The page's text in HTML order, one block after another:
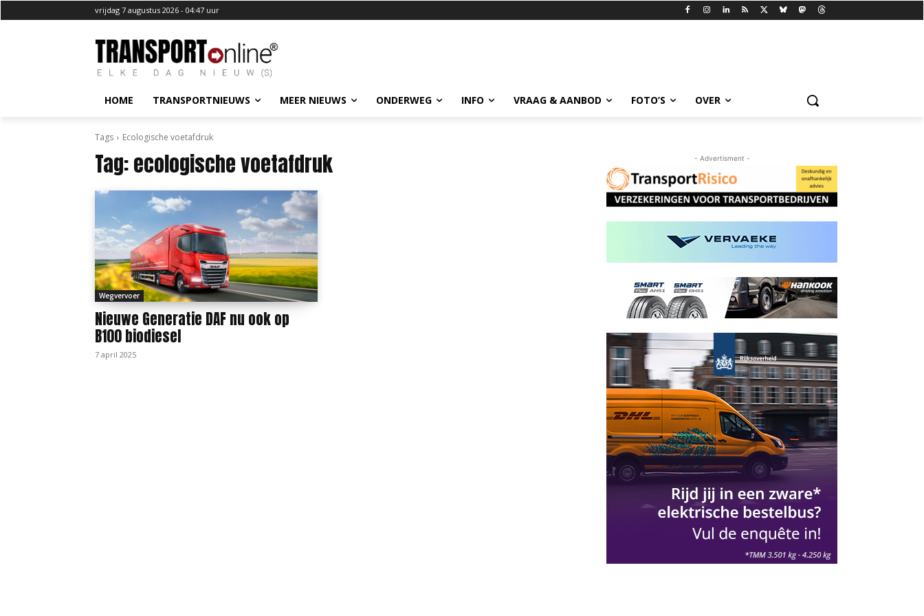
vrijdag 7 augustus 2026 - 04:47 uur
HOME TRANSPORTNIEUWS MEER NIEUWS ONDERWEG INFO VRAAG & AANBOD FOTO’S OVER
Tags Ecologische voetafdruk
Tag:ecologische voetafdruk
Wegvervoer
Nieuwe Generatie DAF nu ook op
B100 biodiesel
7 april 2025
- Advertisment -